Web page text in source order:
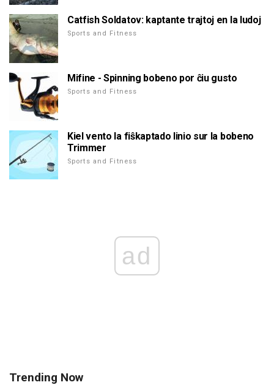
Catfish Soldatov: kaptante trajtoj en la ludoj
Sports and Fitness
Mifine - Spinning bobeno por ĉiu gusto
Sports and Fitness
Kiel vento la fiŝkaptado linio sur la bobeno
Trimmer
Sports and Fitness
ad
Trending Now